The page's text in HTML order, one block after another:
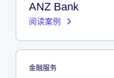
ANZ Bank
阅读案例
金融服务